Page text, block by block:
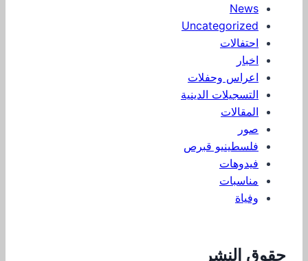
News
Uncategorized
احتفالات
اخبار
اعراس وحفلات
التسجيلات الدينية
المقالات
صور
فلسطينيو قبرص
فيدوهات
مناسبات
وفياة
حقوق النشر